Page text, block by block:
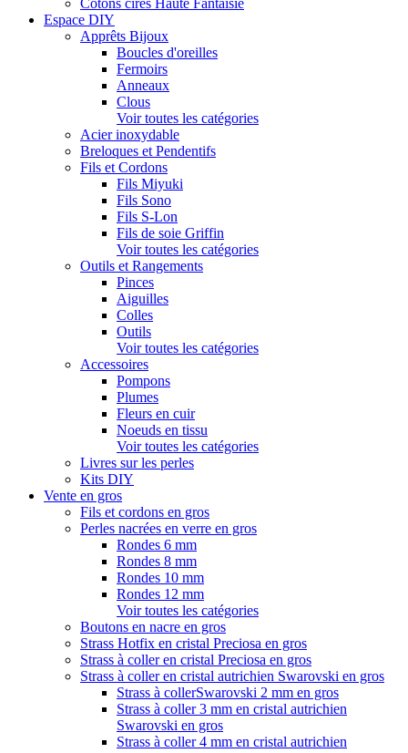
Cotons cirés Haute Fantaisie
Espace DIY
Apprêts Bijoux
Boucles d'oreilles
Fermoirs
Anneaux
Clous
Voir toutes les catégories
Acier inoxydable
Breloques et Pendentifs
Fils et Cordons
Fils Miyuki
Fils Sono
Fils S-Lon
Fils de soie Griffin
Voir toutes les catégories
Outils et Rangements
Pinces
Aiguilles
Colles
Outils
Voir toutes les catégories
Accessoires
Pompons
Plumes
Fleurs en cuir
Noeuds en tissu
Voir toutes les catégories
Livres sur les perles
Kits DIY
Vente en gros
Fils et cordons en gros
Perles nacrées en verre en gros
Rondes 6 mm
Rondes 8 mm
Rondes 10 mm
Rondes 12 mm
Voir toutes les catégories
Boutons en nacre en gros
Strass Hotfix en cristal Preciosa en gros
Strass à coller en cristal Preciosa en gros
Strass à coller en cristal autrichien Swarovski en gros
Strass à collerSwarovski 2 mm en gros
Strass à coller 3 mm en cristal autrichien
Swarovski en gros
Strass à coller 4 mm en cristal autrichien